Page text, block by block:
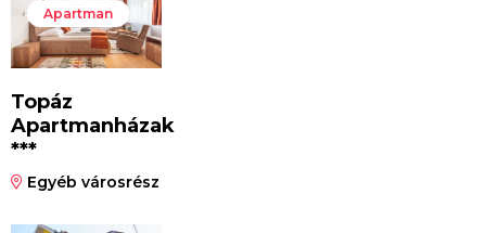
Apartman
Topáz
Apartmanházak
***
Egyéb városrész